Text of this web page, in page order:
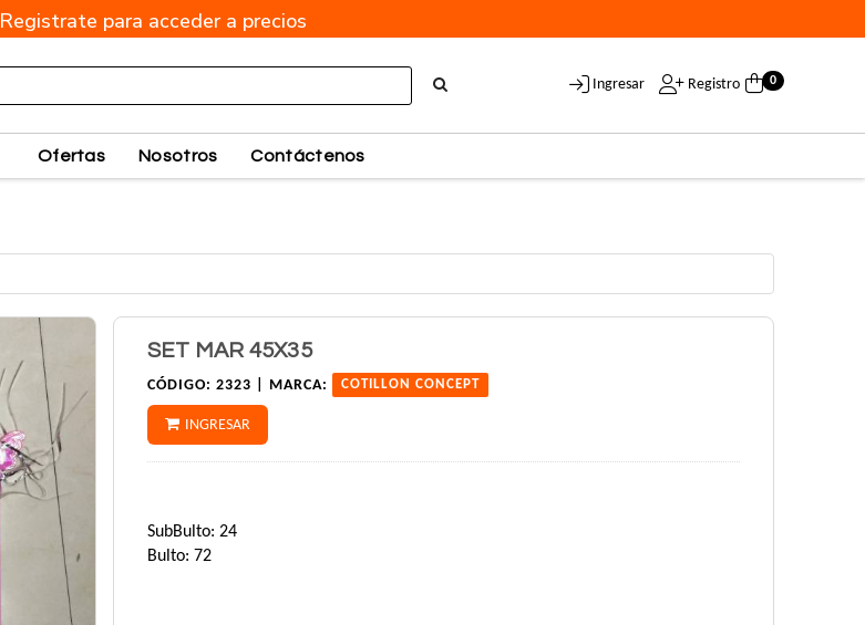
Registrate para acceder a precios
Ingresar Registro 0
Ofertas Nosotros Contáctenos
SET MAR 45X35
CÓDIGO: 2323 | MARCA: COTILLON CONCEPT
INGRESAR
SubBulto: 24
Bulto: 72